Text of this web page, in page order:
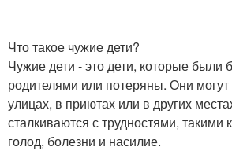
Что такое чужие дети?
Чужие дети - это дети, которые
родителями или потеряны. Они
улицах, в приютах или в других
сталкиваются с трудностями, такими
голод, болезни и насилие.